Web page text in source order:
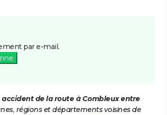
par e-mail.
de la route à Combleux entre
régions et départements voisines de